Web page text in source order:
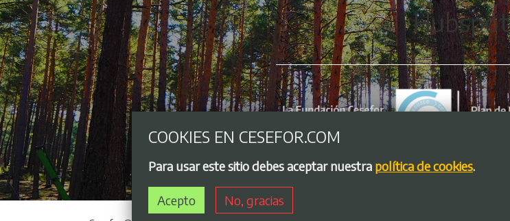
Hubspot
COOKIES EN CESEFOR.COM
Para usar este sitio debes aceptar nuestra política de cookies.
Acepto No, gracias